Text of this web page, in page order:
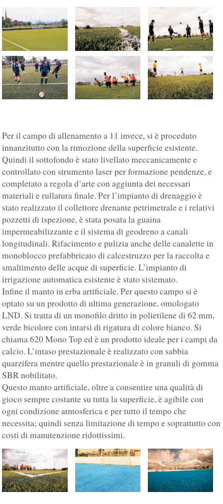
Per il campo di allenamento a 11 invece, si è proceduto
innanzitutto con la rimozione della superficie esistente.
Quindi il sottofondo è stato livellato meccanicamente e
controllato con strumento laser per formazione pendenze, e
completato a regola d’arte con aggiunta dei necessari
materiali e rullatura finale. Per l’impianto di drenaggio è
stato realizzato il collettore drenante petrimetrale e i relativi
pozzetti di ispezione, è stata posata la guaina
impermeabilizzante e il sistema di geodreno a canali
longitudinali. Rifacimento e pulizia anche delle canalette in
monoblocco prefabbricato di calcestruzzo per la raccolta e
smaltimento delle acque di superficie. L’impianto di
irrigazione automatica esistente è stato sistemato.
Infine il manto in erba artificiale. Per questo campo si è
optato su un prodotto di ultima generazione, omologato
LND. Si tratta di un monofilo dritto in polietilene di 62 mm,
verde bicolore con intarsi di rigatura di colore bianco. Si
chiama 620 Mono Top ed è un prodotto ideale per i campi da
calcio. L’intaso prestazionale è realizzato con sabbia
quarzifera mentre quello prestazionale è in granuli di gomma
SBR nobilitato.
Questo manto artificiale, oltre a consentire una qualità di
gioco sempre costante su tutta la superficie, è agibile con
ogni condizione atmosferica e per tutto il tempo che
necessita; quindi senza limitazione di tempo e soprattutto con
costi di manutenzione ridottissimi.